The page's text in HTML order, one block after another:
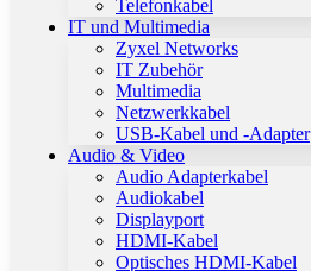
Telefonkabel
IT und Multimedia
Zyxel Networks
IT Zubehör
Multimedia
Netzwerkkabel
USB-Kabel und -Adapter
Audio & Video
Audio Adapterkabel
Audiokabel
Displayport
HDMI-Kabel
Optisches HDMI-Kabel